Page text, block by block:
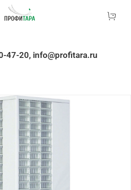
Тел.: (495) 540-47-20, info@profitara.ru